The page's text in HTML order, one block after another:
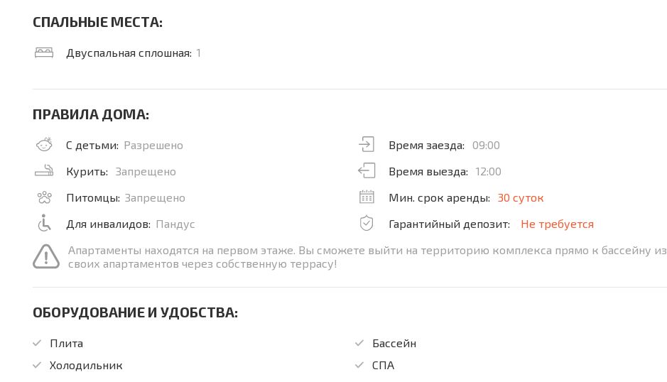
СПАЛЬНЫЕ МЕСТА:
Двуспальная сплошная: 1
ПРАВИЛА ДОМА:
С детьми: Разрешено
Курить:
Запрещено
Питомцы: Запрещено
Для инвалидов: Пандус
Время заезда:
09:00
Время выезда:
12:00
Мин. срок аренды:
30 суток
Гарантийный депозит:
Не требуется
Апартаменты находятся на первом этаже. Вы сможете выйти на территорию комплекса прямо к бассейну из
своих апартаментов через собственную террасу!
ОБОРУДОВАНИЕ И УДОБСТВА:
Плита
Холодильник
Бассейн
СПА